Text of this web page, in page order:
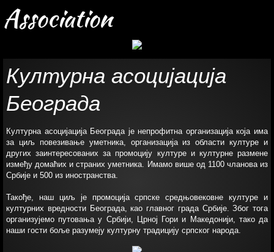
Association
Културна асоцијација
Београда
Културна асоцијација Београда је непрофитна организација која има
за циљ повезивање уметника, организација из области културе и
других заинтересованих за промоцију културе и културне размене
између домаћих и страних уметника. Имамо више од 1100 чланова из
Србије и 500 из иностранства.
Такође, наш циљ је промоција српске средњовековне културе и
културних вредности Београда, као главног града Србије. Због тога
организујемо путовања у Србији, Црној Гори и Македонији, тако да
наши гости боље разумеју културну традицију српског народа.